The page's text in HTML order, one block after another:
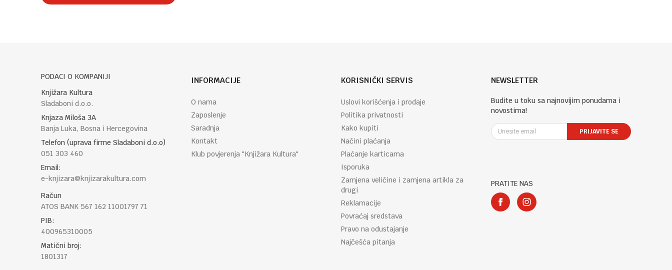
PODACI O KOMPANIJI
Knjižara Kultura
Sladaboni d.o.o.
Knjaza Miloša 3A
Banja Luka, Bosna i Hercegovina
Telefon (uprava firme Sladaboni d.o.o)
051 303 460
Email:
e-knjizara@knjizarakultura.com
Račun
ATOS BANK 567 162 11001797 71
PIB:
400965310005
Matični broj:
1801317
INFORMACIJE
O nama
Zaposlenje
Saradnja
Kontakt
Klub povjerenja "Knjižara Kultura"
KORISNIČKI SERVIS
Uslovi korišćenja i prodaje
Politika privatnosti
Kako kupiti
Načini plaćanja
Plaćanje karticama
Isporuka
Zamjena veličine i zamjena artikla za
drugi
Reklamacije
Povraćaj sredstava
Pravo na odustajanje
Najčešća pitanja
NEWSLETTER
Budite u toku sa najnovijim ponudama i
novostima!
PRIJAVITE SE
PRATITE NAS